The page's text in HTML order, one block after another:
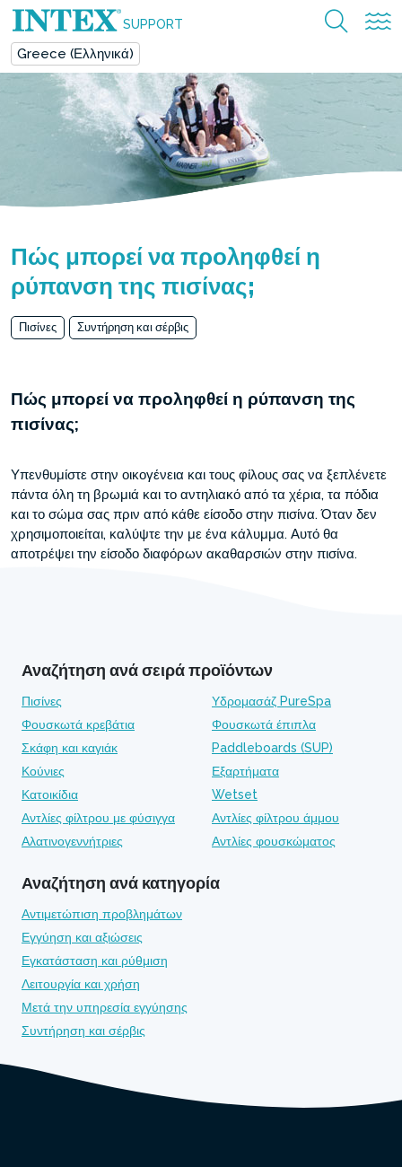
SUPPORT
Greece (Ελληνικά)
Πώς μπορεί να προληφθεί η
ρύπανση της πισίνας;
Πισίνες Συντήρηση και σέρβις
Πώς μπορεί να προληφθεί η ρύπανση της
πισίνας;
Υπενθυμίστε στην οικογένεια και τους φίλους σας να ξεπλένετε
πάντα όλη τη βρωμιά και το αντηλιακό από τα χέρια, τα πόδια
και το σώμα σας πριν από κάθε είσοδο στην πισίνα. Όταν δεν
χρησιμοποιείται, καλύψτε την με ένα κάλυμμα. Αυτό θα
αποτρέψει την είσοδο διαφόρων ακαθαρσιών στην πισίνα.
Αναζήτηση ανά σειρά προϊόντων
Πισίνες
Υδρομασάζ PureSpa
Φουσκωτά κρεβάτια
Φουσκωτά έπιπλα
Σκάφη και καγιάκ
Paddleboards (SUP)
Κούνιες
Εξαρτήματα
Κατοικίδια
Wetset
Αντλίες φίλτρου με φύσιγγα
Αντλίες φίλτρου άμμου
Αλατινογεννήτριες
Αντλίες φουσκώματος
Αναζήτηση ανά κατηγορία
Αντιμετώπιση προβλημάτων
Εγγύηση και αξιώσεις
Εγκατάσταση και ρύθμιση
Λειτουργία και χρήση
Μετά την υπηρεσία εγγύησης
Συντήρηση και σέρβις